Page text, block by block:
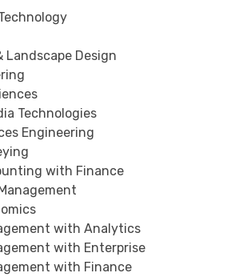
Design
Technologies
Engineering
with Finance
with Analytics
with Enterprise
with Finance